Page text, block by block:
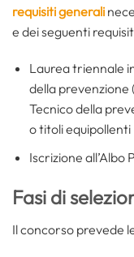
requisiti generali
e dei seguenti
Laurea triennale
della prevenzione
Tecnico della
o titoli equipollenti
Iscrizione all’Albo
Fasi di
Il concorso prevede